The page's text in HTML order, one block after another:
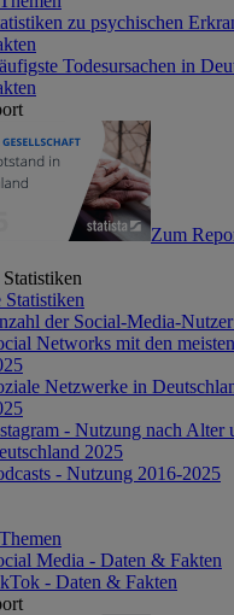
zu psychischen
Todesursachen in
Zum
der Social-Media-
Networks mit den
Netzwerke in
- Nutzung nach Alter
2025
- Nutzung 2016-2025
Media - Daten & Fakten
- Daten & Fakten